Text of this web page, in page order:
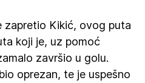
zapretio Kikić, ovog puta
koji je, uz pomoć
završio u golu.
oprezan, te je uspešno